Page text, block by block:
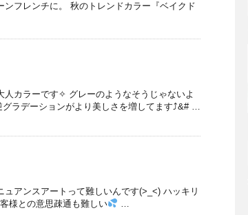
フレンチに。 秋のトレンドカラー『ベイクド
カラーです✧ グレーのようなそうじゃないよ
ラデーションがより美しさを増してます⤴︎&# …
アンスアートって難しいんです(>_<) ハッキリ
様との意思疎通も難しい
…